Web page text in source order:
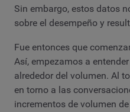
Sin embargo, estos datos
sobre el desempeño y
Fue entonces que
Así, empezamos a
alrededor del volumen. Al
en torno a las
incrementos de volumen